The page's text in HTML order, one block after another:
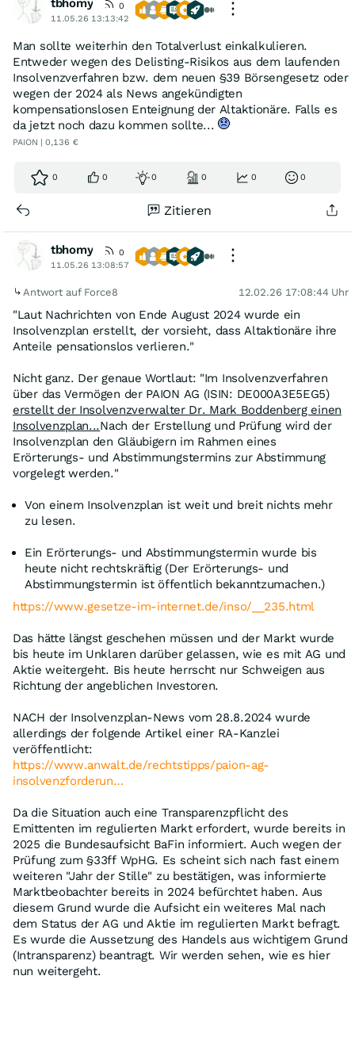
tbhomy
0
11.05.26 13:13:42
Man sollte weiterhin den Totalverlust einkalkulieren.
Entweder wegen des Delisting-Risikos aus dem laufenden
Insolvenzverfahren bzw. dem neuen §39 Börsengesetz oder
wegen der 2024 als News angekündigten
kompensationslosen Enteignung der Altaktionäre. Falls es
da jetzt noch dazu kommen sollte...
PAION | 0,136 €
0 0 0 0 0 0
Zitieren
tbhomy
0
11.05.26 13:08:57
Antwort auf Force8 12.02.26 17:08:44 Uhr
"Laut Nachrichten von Ende August 2024 wurde ein
Insolvenzplan erstellt, der vorsieht, dass Altaktionäre ihre
Anteile pensationslos verlieren."
Nicht ganz. Der genaue Wortlaut: "Im Insolvenzverfahren
über das Vermögen der PAION AG (ISIN: DE000A3E5EG5)
erstellt der Insolvenzverwalter Dr. Mark Boddenberg einen
Insolvenzplan...Nach der Erstellung und Prüfung wird der
Insolvenzplan den Gläubigern im Rahmen eines
Erörterungs- und Abstimmungstermins zur Abstimmung
vorgelegt werden."
Von einem Insolvenzplan ist weit und breit nichts mehr
zu lesen.
Ein Erörterungs- und Abstimmungstermin wurde bis
heute nicht rechtskräftig (Der Erörterungs- und
Abstimmungstermin ist öffentlich bekanntzumachen.)
https://www.gesetze-im-internet.de/inso/__235.html
Das hätte längst geschehen müssen und der Markt wurde
bis heute im Unklaren darüber gelassen, wie es mit AG und
Aktie weitergeht. Bis heute herrscht nur Schweigen aus
Richtung der angeblichen Investoren.
NACH der Insolvenzplan-News vom 28.8.2024 wurde
allerdings der folgende Artikel einer RA-Kanzlei
veröffentlicht:
https://www.anwalt.de/rechtstipps/paion-ag-
insolvenzforderun…
Da die Situation auch eine Transparenzpflicht des
Emittenten im regulierten Markt erfordert, wurde bereits in
2025 die Bundesaufsicht BaFin informiert. Auch wegen der
Prüfung zum §33ff WpHG. Es scheint sich nach fast einem
weiteren "Jahr der Stille" zu bestätigen, was informierte
Marktbeobachter bereits in 2024 befürchtet haben. Aus
diesem Grund wurde die Aufsicht ein weiteres Mal nach
dem Status der AG und Aktie im regulierten Markt befragt.
Es wurde die Aussetzung des Handels aus wichtigem Grund
(Intransparenz) beantragt. Wir werden sehen, wie es hier
nun weitergeht.